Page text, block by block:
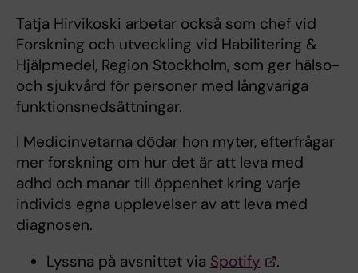
Tatja Hirvikoski arbetar också som chef vid
Forskning och utveckling vid Habilitering &
Hjälpmedel, Region Stockholm, som ger hälso-
och sjukvård för personer med långvariga
funktionsnedsättningar.
I Medicinvetarna dödar hon myter, efterfrågar
mer forskning om hur det är att leva med
adhd och manar till öppenhet kring varje
individs egna upplevelser av att leva med
diagnosen.
Lyssna på avsnittet via Spotify
.